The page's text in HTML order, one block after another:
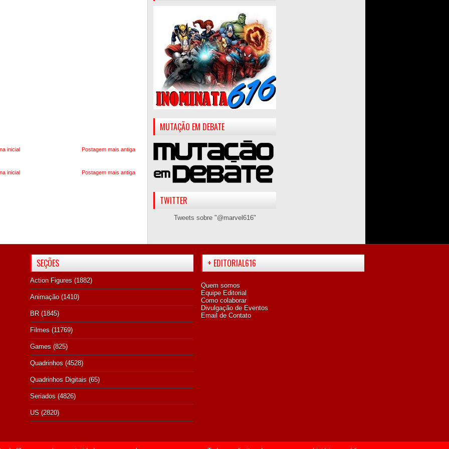
Postagem mais antiga
inicial
Postagem mais antiga
inicial
MUTAÇÃO EM DEBATE
TWITTER
Tweets sobre "@marvel616"
SEÇÕES
Action Figures (1882)
Animação (1410)
BR (1845)
Filmes (11769)
Games (825)
Quadrinhos (4528)
Quadrinhos Digitais (65)
Seriados (4826)
US (2820)
+ EDITORIAL616
Quem somos
Equipe Editorial
Como colaborar
Divulgação de Eventos
Email de Contato